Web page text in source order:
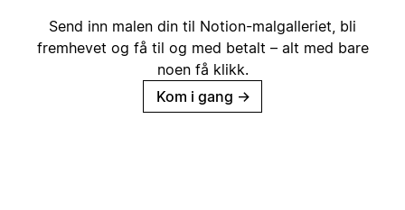
Send inn malen din til Notion-malgalleriet, bli
fremhevet og få til og med betalt – alt med bare
noen få klikk.
Kom i gang →